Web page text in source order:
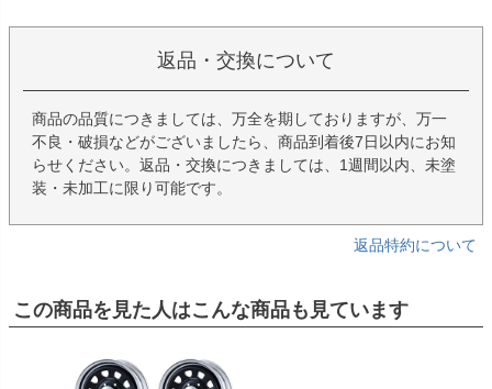
返品・交換について
商品の品質につきましては、万全を期しておりますが、万一
不良・破損などがございましたら、商品到着後7日以内にお知
らせください。返品・交換につきましては、1週間以内、未塗
装・未加工に限り可能です。
返品特約について
この商品を見た人はこんな商品も見ています